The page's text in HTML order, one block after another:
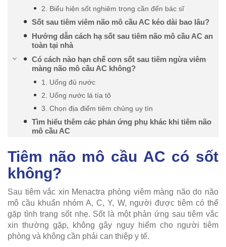
2. Biểu hiện sốt nghiêm trọng cần đến bác sĩ
Sốt sau tiêm viêm não mô cầu AC kéo dài bao lâu?
Hướng dẫn cách hạ sốt sau tiêm não mô cầu AC an
toàn tại nhà
Có cách nào hạn chế cơn sốt sau tiêm ngừa viêm
màng não mô cầu AC không?
1. Uống đủ nước
2. Uống nước lá tía tô
3. Chọn địa điểm tiêm chủng uy tín
Tìm hiểu thêm các phản ứng phụ khác khi tiêm não
mô cầu AC
Tiêm não mô cầu AC có sốt
không?
Sau tiêm vắc xin Menactra phòng viêm màng não do não
mô cầu khuẩn nhóm A, C, Y, W, người được tiêm có thể
gặp tình trạng sốt nhẹ. Sốt là một phản ứng sau tiêm vắc
xin thường gặp, không gây nguy hiểm cho người tiêm
phòng và không cần phải can thiệp y tế.